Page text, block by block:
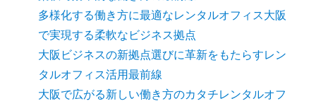
多様化する働き方に最適なレンタルオフィス大阪
で実現する柔軟なビジネス拠点
大阪ビジネスの新拠点選びに革新をもたらすレン
タルオフィス活用最前線
大阪で広がる新しい働き方のカタチレンタルオフ